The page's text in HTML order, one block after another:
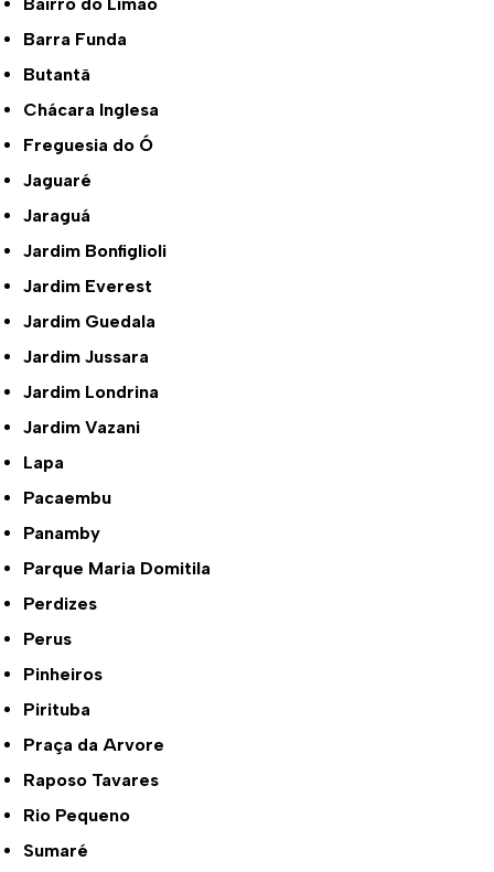
Barra Funda
Butantã
Chácara Inglesa
Freguesia do Ó
Jaguaré
Jaraguá
Jardim Bonfiglioli
Jardim Everest
Jardim Guedala
Jardim Jussara
Jardim Londrina
Jardim Vazani
Lapa
Pacaembu
Panamby
Parque Maria Domitila
Perdizes
Perus
Pinheiros
Pirituba
Praça da Arvore
Raposo Tavares
Rio Pequeno
Sumaré